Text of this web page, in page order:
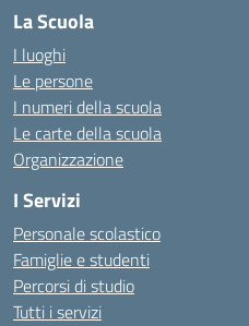
La Scuola
I luoghi
Le persone
I numeri della scuola
Le carte della scuola
Organizzazione
I Servizi
Personale scolastico
Famiglie e studenti
Percorsi di studio
Tutti i servizi